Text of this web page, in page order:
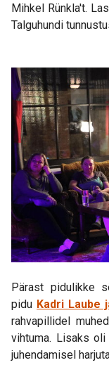
Mihkel Rünkla't.
Talguhundi
Pärast pidulikke
pidu Kadri Laube
rahvapillidel
vihtuma. Lisaks
juhendamisel